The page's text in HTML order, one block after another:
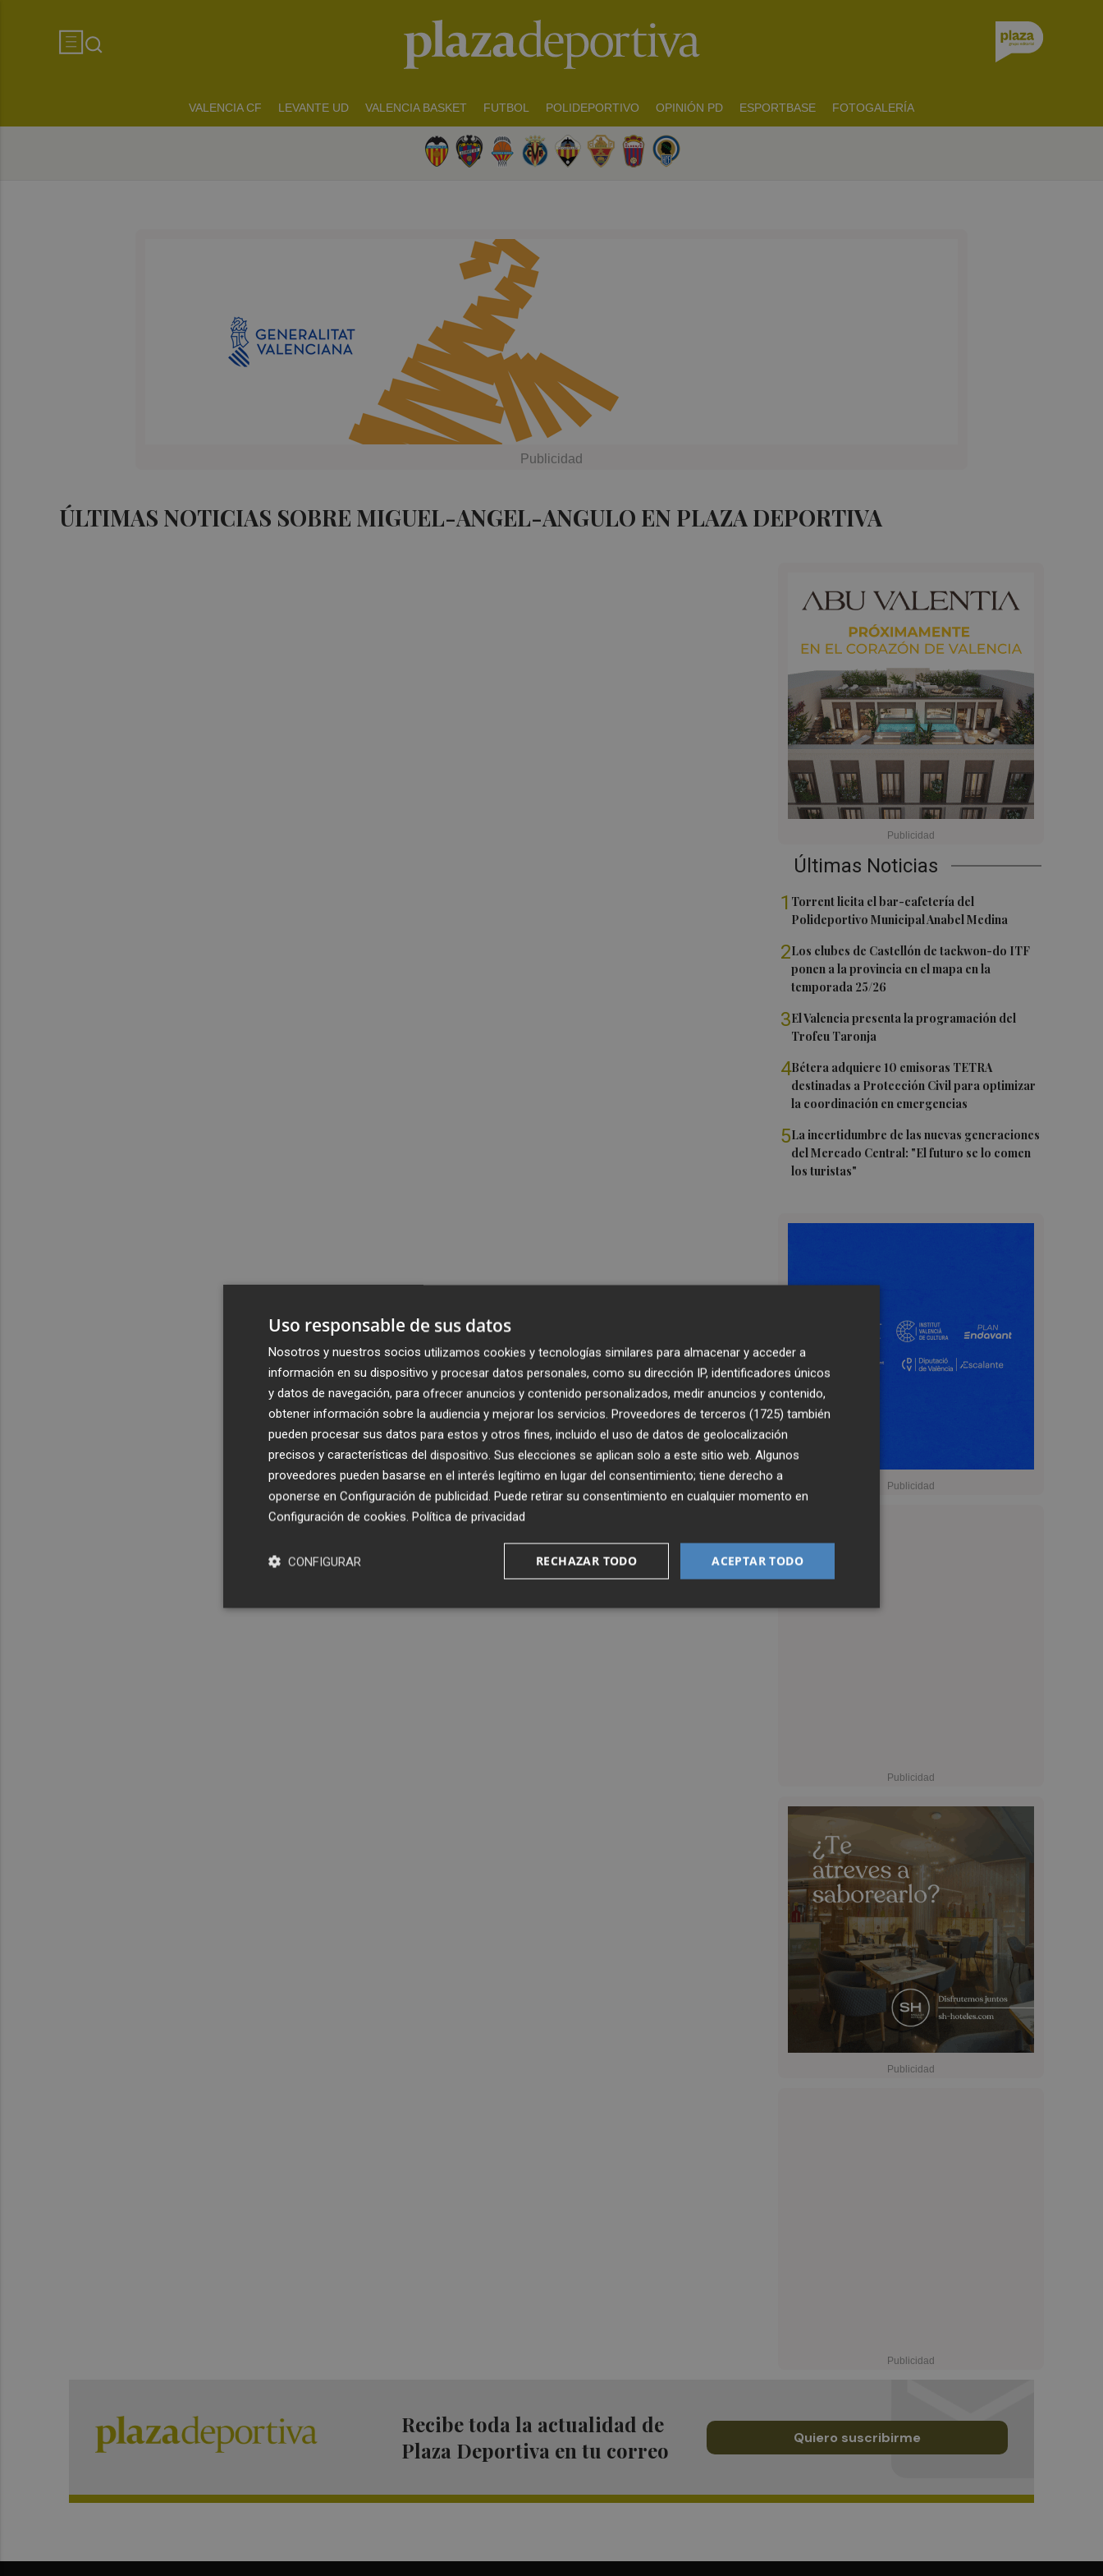
VALENCIA CF LEVANTE UD VALENCIA BASKET FUTBOL POLIDEPORTIVO OPINIÓN PD ESPORTBASE FOTOGALERÍA
ÚLTIMAS NOTICIAS SOBRE MIGUEL-ANGEL-ANGULO EN PLAZA DEPORTIVA
Últimas Noticias
1 Torrent licita el bar-cafetería del
Polideportivo Municipal Anabel Medina
2Los clubes de Castellón de taekwon-do ITF
ponen a la provincia en el mapa en la
temporada 25/26
3El Valencia presenta la programación del
Trofeu Taronja
4Bétera adquiere 10 emisoras TETRA
destinadas a Protección Civil para optimizar
la coordinación en emergencias
5La incertidumbre de las nuevas generaciones
del Mercado Central: "El futuro se lo comen
los turistas"
Recibe toda la actualidad de
Plaza Deportiva en tu correo
Quiero suscribirme
Uso responsable de sus datos
Nosotros y nuestros socios utilizamos cookies y tecnologías similares para almacenar y acceder a
información en su dispositivo y procesar datos personales, como su dirección IP, identificadores únicos
y datos de navegación, para ofrecer anuncios y contenido personalizados, medir anuncios y contenido,
obtener información sobre la audiencia y mejorar los servicios. Proveedores de terceros (1725) también
pueden procesar sus datos para estos y otros fines, incluido el uso de datos de geolocalización
precisos y características del dispositivo. Sus elecciones se aplican solo a este sitio web. Algunos
proveedores pueden basarse en el interés legítimo en lugar del consentimiento; tiene derecho a
oponerse en Configuración de publicidad. Puede retirar su consentimiento en cualquier momento en
Configuración de cookies. Política de privacidad
ACEPTAR TODO
RECHAZAR TODO
CONFIGURAR